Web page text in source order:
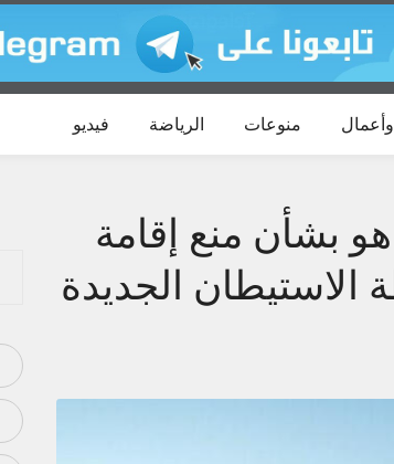
منوعات الرياضة فيديو
بشأن منع إقامة
الاستيطان الجديدة